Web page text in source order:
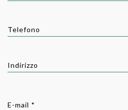
Telefono
Indirizzo
E-mail *